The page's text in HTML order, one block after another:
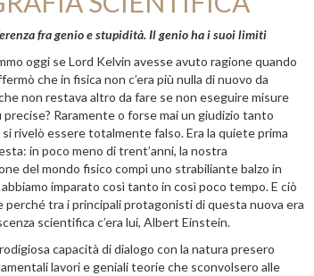
fra genio e stupidità. Il genio ha i suoi limiti
oggi se Lord Kelvin avesse avuto ragione quando
che in fisica non c’era più nulla di nuovo da
non restava altro da fare se non eseguire misure
precise? Raramente o forse mai un giudizio tanto
rivelò essere totalmente falso. Era la quiete prima
in poco meno di trent’anni, la nostra
del mondo fisico compì uno strabiliante balzo in
imparato così tanto in così poco tempo. E ciò
perché tra i principali protagonisti di questa nuova era
scientifica c’era lui, Albert Einstein.
capacità di dialogo con la natura presero
lavori e geniali teorie che sconvolsero alle